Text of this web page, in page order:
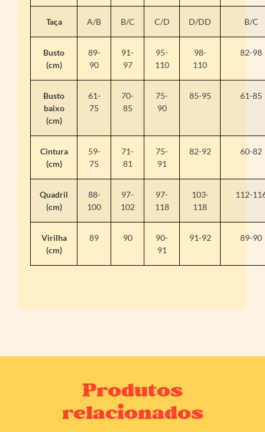
Taça A/B B/C C/D D/DD B/C
Busto
(cm)
89-
90
91-
97
95-
110
98-
110
82-98
Busto
baixo
(cm)
61-
75
70-
85
75-
90
85-95 61-85
Cintura
(cm)
59-
75
71-
81
75-
91
82-92 60-82
Quadril
(cm)
88-
100
97-
102
97-
118
103-
118
112-
Virilha
(cm)
89 90
90-
91
91-92 89-90
Produtos
relacionados